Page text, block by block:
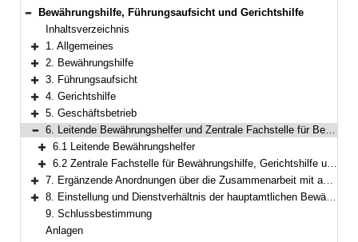
Bereich reduzieren
Bewährungshilfe, Führungsaufsicht und Gerichtshilfe
Inhaltsverzeichnis
Bereich erweitern
1. Allgemeines
Bereich erweitern
2. Bewährungshilfe
Bereich erweitern
3. Führungsaufsicht
Bereich erweitern
4. Gerichtshilfe
Bereich erweitern
5. Geschäftsbetrieb
Bereich reduzieren
6. Leitende Bewährungshelfer und Zentrale Fachstelle für Bewährungshilfe, Gerichtshilfe und Führungsaufsicht Bayern
Bereich erweitern
6.1 Leitende Bewährungshelfer
Bereich erweitern
6.2 Zentrale Fachstelle für Bewährungshilfe, Gerichtshilfe und Führungsaufsicht Bayern
Bereich erweitern
7. Ergänzende Anordnungen über die Zusammenarbeit mit anderen Stellen
Bereich erweitern
8. Einstellung und Dienstverhältnis der hauptamtlichen Bewährungs- und Gerichtshelfer
9. Schlussbestimmung
Anlagen